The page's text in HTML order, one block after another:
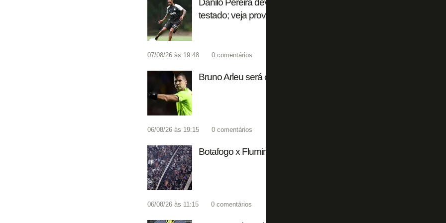
Danilo Pereira deve estrear pelo Botafogo contra o Fluminense,
testado; veja provável escalação
07/08/26 às 19:48 0 comentários
Bruno Arleu será o árbitro de Botafogo x Fluminense pelo
06/08/26 às 19:15 0 comentários
Botafogo x Fluminense chega a 15 mil ingressos vendidos de
06/08/26 às 11:15 0 comentários